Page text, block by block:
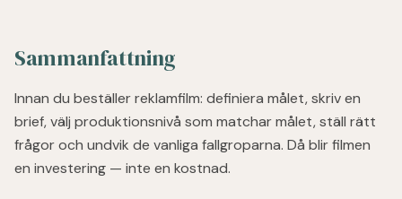
Sammanfattning
Innan du beställer reklamfilm: definiera målet, skriv en
brief, välj produktionsnivå som matchar målet, ställ rätt
frågor och undvik de vanliga fallgroparna. Då blir filmen
en investering — inte en kostnad.